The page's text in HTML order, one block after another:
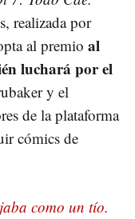
realizada por
al premio al
luchará por el
y el
de la plataforma
cómics de
como un tío.